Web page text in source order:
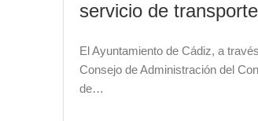
servicio de
El Ayuntamiento de Cádiz, a
Consejo de Administración del
de…